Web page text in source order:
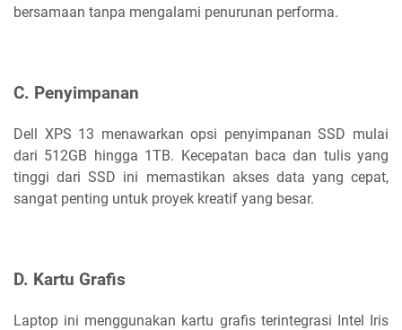
bersamaan tanpa mengalami penurunan performa.
C. Penyimpanan
Dell XPS 13 menawarkan opsi penyimpanan SSD mulai
dari 512GB hingga 1TB. Kecepatan baca dan tulis yang
tinggi dari SSD ini memastikan akses data yang cepat,
sangat penting untuk proyek kreatif yang besar.
D. Kartu Grafis
Laptop ini menggunakan kartu grafis terintegrasi Intel Iris